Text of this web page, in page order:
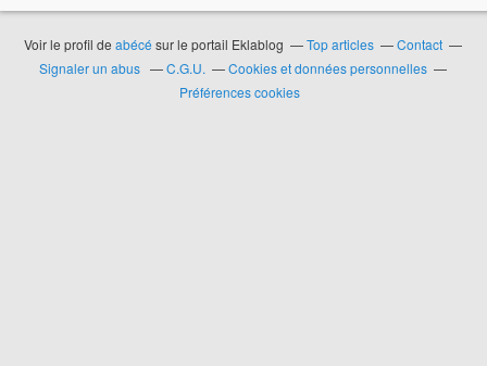
Voir le profil deabécé sur le portail Eklablog Top articles
Contact
Signaler un abus
C.G.U.
Cookies et données personnelles
Préférences cookies